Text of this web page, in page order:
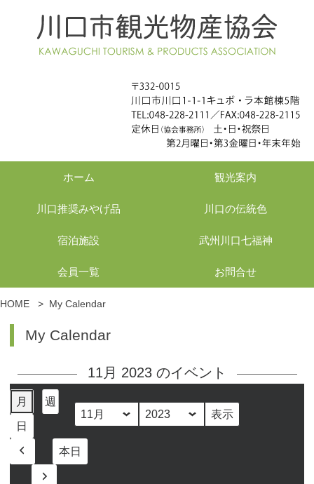
ホーム 観光案内
川口推奨みやげ品 川口の伝統色
宿泊施設 武州川口七福神
会員一覧 お問合せ
HOME > My Calendar
My Calendar
11月 2023 のイベント
月 週
日 月
年
本日